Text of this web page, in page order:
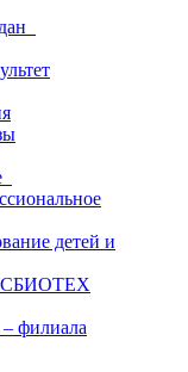
детей и
филиала